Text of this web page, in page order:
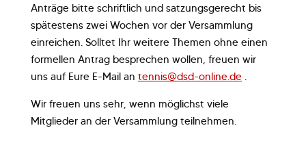
Anträge bitte schriftlich und satzungsgerecht bis
spätestens zwei Wochen vor der Versammlung
einreichen. Solltet Ihr weitere Themen ohne einen
formellen Antrag besprechen wollen, freuen wir
uns auf Eure E-Mail an tennis@dsd-online.de .
Wir freuen uns sehr, wenn möglichst viele
Mitglieder an der Versammlung teilnehmen.